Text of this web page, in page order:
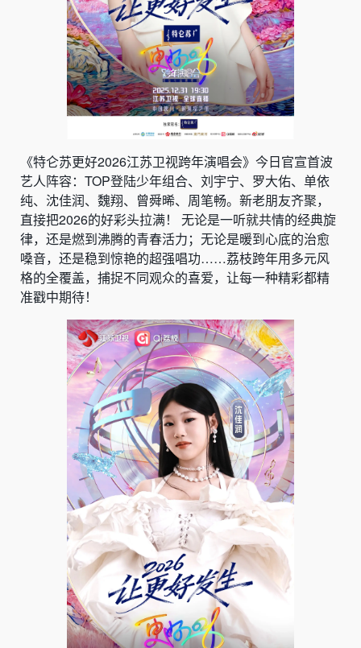
《特仑苏更好2026江苏卫视跨年演唱会》今日官宣首波
艺人阵容：TOP登陆少年组合、刘宇宁、罗大佑、单依
纯、沈佳润、魏翔、曾舜晞、周笔畅。新老朋友齐聚，
直接把2026的好彩头拉满！ 无论是一听就共情的经典旋
律，还是燃到沸腾的青春活力；无论是暖到心底的治愈
嗓音，还是稳到惊艳的超强唱功……荔枝跨年用多元风
格的全覆盖，捕捉不同观众的喜爱，让每一种精彩都精
准戳中期待！